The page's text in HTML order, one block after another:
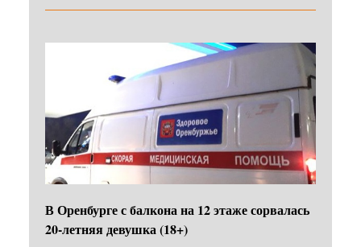
В Оренбурге с балкона на 12 этаже сорвалась
20-летняя девушка (18+)